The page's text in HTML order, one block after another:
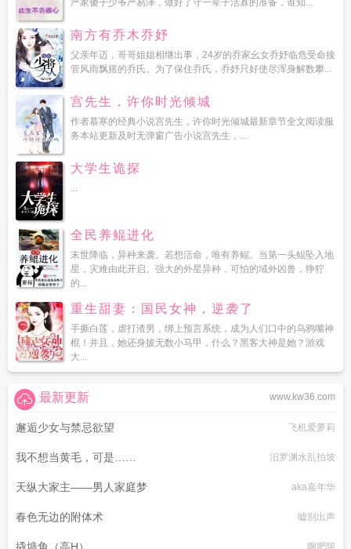
严家傻子少爷严易泽，做好了守一辈子活寡的准备，谁知...
南方有乔木乔妤
父亲年迈，哥哥姐姐相继出事，24岁的乔家幺女乔妤临危受命接
管风雨飘摇的乔氏。为了保住乔氏，乔妤只好使尽浑身解数攀...
宫先生，许你时光倾城
作者慕寒的经典小说宫先生，许你时光倾城最新章节全文阅读服
务本站更新及时无弹窗广告小说宫先生，...
大学生诡探
...
全民养鲲进化
末世降临，异种来袭。若想活命，唯有养鲲。当第一头鲲坠入地
星，灾难由此开启。强大的外星异种，可怕的域外凶兽，狰狞
的...
重生甜妻：国民女神，逆袭了
手撕白莲，虐打渣男，绑上预言系统，成为人们口中的乌鸦嘴神
棍！并且，她还身披无数小马甲，什么？黑客大神是她？游戏
大...
www.kw36.com
最新更新
邂逅少女与禁忌欲望 飞机爱萝莉
我不想当黄毛，可是…… 汨罗渊水乱拍坡
天纵大家主——男人家庭梦 aka嘉年华
春色无边的附体术 嘘别出声
啊肥阿